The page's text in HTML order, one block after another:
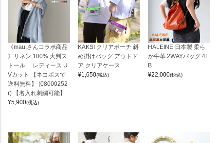
《mau.さんコラボ商品
》リネン 100% 大判ス
トール レディース U
Vカット 【ネコポスで
送料無料】 (08000252
r) 【名入れ刺繍可能】
¥5,900(税込)
KAKSI クリアポーチ 斜
め掛けバッグ アウトド
ア クリアケース
¥1,650(税込)
HALEINE 日本製 柔ら
か牛革 2WAYバッグ 4F
B
¥22,000(税込)